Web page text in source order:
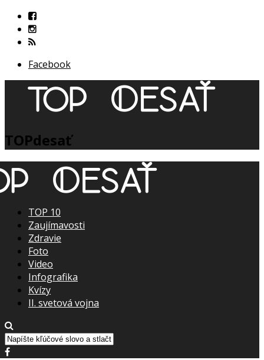
Facebook
TOPdesať
TOP 10
Zaujímavosti
Zdravie
Foto
Video
Infografika
Kvízy
II. svetová vojna